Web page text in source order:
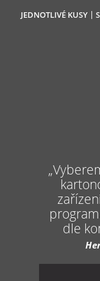
JEDNOTLIVÉ KUSY
dle